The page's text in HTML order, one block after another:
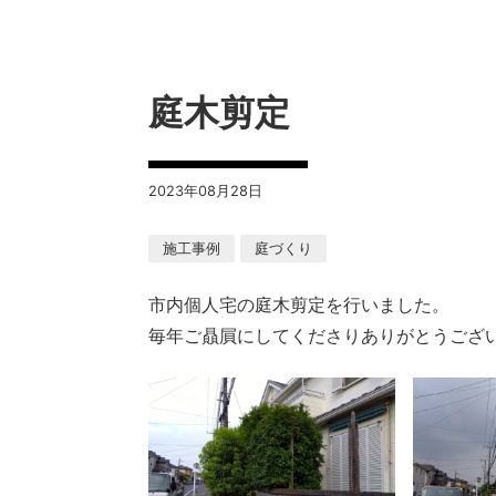
庭木剪定
2023年08月28日
施工事例 庭づくり
市内個人宅の庭木剪定を行いました。
毎年ご贔屓にしてくださりありがとうござ